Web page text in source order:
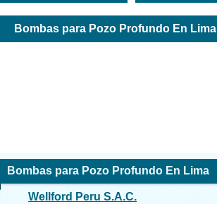
Bombas para Pozo Profundo En Lima
Bombas para Pozo Profundo En Lima
Wellford Peru S.A.C.